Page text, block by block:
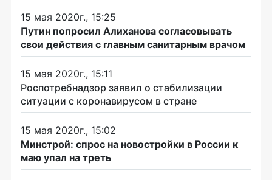
15 мая 2020г., 15:25
Путин попросил Алиханова согласовывать
свои действия с главным санитарным врачом
15 мая 2020г., 15:11
Роспотребнадзор заявил о стабилизации
ситуации с коронавирусом в стране
15 мая 2020г., 15:02
Минстрой: спрос на новостройки в России к
маю упал на треть